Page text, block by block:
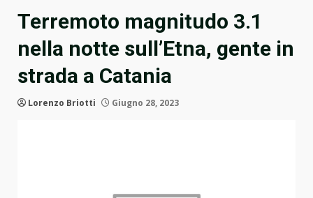
Terremoto magnitudo 3.1
nella notte sull’Etna, gente in
strada a Catania
Lorenzo Briotti Giugno 28, 2023